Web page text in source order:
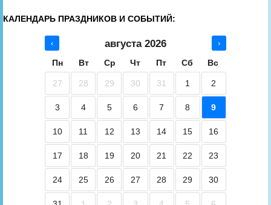
КАЛЕНДАРЬ ПРАЗДНИКОВ И СОБЫТИЙ:
‹ августа 2026 ›
Пн Вт Ср Чт Пт Сб Вс
27 28 29 30 31 1 2
3 4 5 6 7 8 9
10 11 12 13 14 15 16
17 18 19 20 21 22 23
24 25 26 27 28 29 30